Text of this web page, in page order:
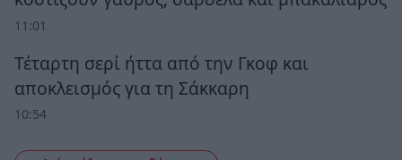
11:01
Τέταρτη σερί ήττα από την Γκοφ και
αποκλεισμός για τη Σάκκαρη
10:54